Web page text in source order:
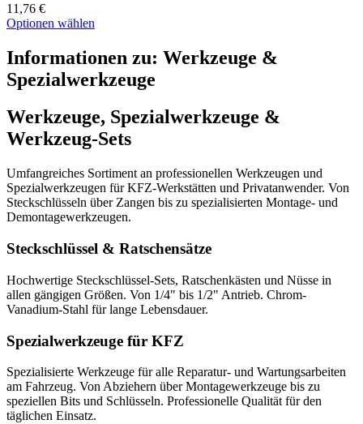
11,76 €
Optionen wählen
Informationen zu: Werkzeuge &
Spezialwerkzeuge
Werkzeuge, Spezialwerkzeuge &
Werkzeug-Sets
Umfangreiches Sortiment an professionellen Werkzeugen und
Spezialwerkzeugen für KFZ-Werkstätten und Privatanwender. Von
Steckschlüsseln über Zangen bis zu spezialisierten Montage- und
Demontagewerkzeugen.
Steckschlüssel & Ratschensätze
Hochwertige Steckschlüssel-Sets, Ratschenkästen und Nüsse in
allen gängigen Größen. Von 1/4" bis 1/2" Antrieb. Chrom-
Vanadium-Stahl für lange Lebensdauer.
Spezialwerkzeuge für KFZ
Spezialisierte Werkzeuge für alle Reparatur- und Wartungsarbeiten
am Fahrzeug. Von Abziehern über Montagewerkzeuge bis zu
speziellen Bits und Schlüsseln. Professionelle Qualität für den
täglichen Einsatz.